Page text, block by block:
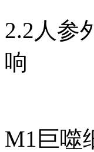
2.2人参
响
M1巨噬